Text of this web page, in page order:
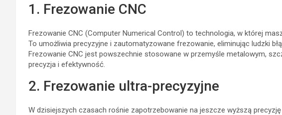
1. Frezowanie CNC
Frezowanie CNC (Computer Numerical Control) to technologia, w której
To umożliwia precyzyjne i zautomatyzowane frezowanie, eliminując ludzki
Frezowanie CNC jest powszechnie stosowane w przemyśle metalowym,
precyzja i efektywność.
2. Frezowanie ultra-precyzyjne
W dzisiejszych czasach rośnie zapotrzebowanie na jeszcze wyższą